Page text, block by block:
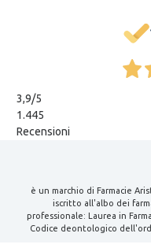
3,9/5
1.445
Recensioni
è un marchio di Farmacie
iscritto all'albo dei
professionale: Laurea in
Codice deontologico